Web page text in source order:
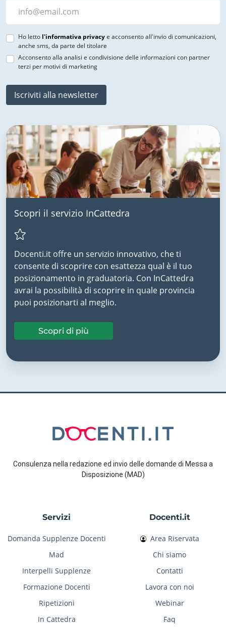
Ho letto l'informativa privacye acconsento all'invio di comunicazioni,
anche sms, da parte del titolare
Acconsento alla analisi e condivisione delle informazioni con partner
terzi per motivi di marketing
Iscriviti alla newsletter
Scopri il servizio InCattedra
Docenti.it offre un servizio innovativo, che ti
consente di scoprire con esattezza qual è il tuo
posizionamento in graduatoria. Con InCattedra
avrai la possibilità di scoprire in quale provincia
puoi posizionarti al meglio.
Scopri di più
Consulenza nella redazione ed invio delle domande di Messa a
Disposizione (MAD)
Servizi
Domanda Supplenze Docenti
Mad
Interpelli Supplenze
Formazione Docenti
Ripetizioni
In Cattedra
Docenti.it
Area Riservata
Chi siamo
Contatti
Lavora con noi
Webinar
Faq